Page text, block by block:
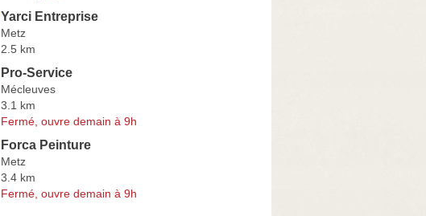
Yarci Entreprise
Metz
2.5 km
Pro-Service
Mécleuves
3.1 km
Fermé, ouvre demain à 9h
Forca Peinture
Metz
3.4 km
Fermé, ouvre demain à 9h